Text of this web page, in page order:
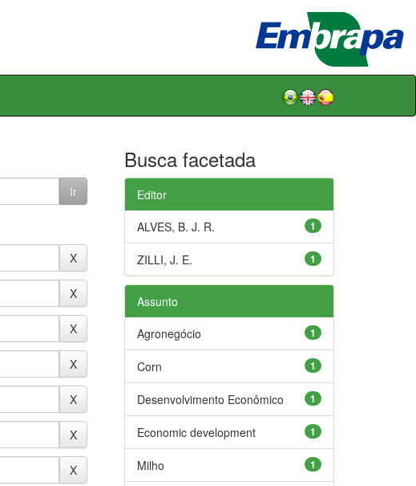
Busca facetada
Editor
1
ALVES, B. J. R.
1
ZILLI, J. E.
Assunto
1
Agronegócio
1
Corn
1
Desenvolvimento Econômico
1
Economic development
1
Milho